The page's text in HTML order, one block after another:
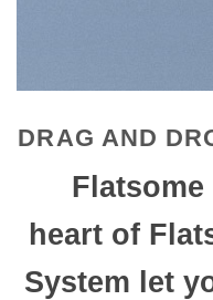
DRAG AND
Flatsome
heart of
System let